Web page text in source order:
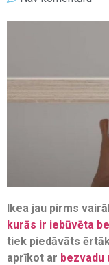
Ikea jau pirms
kurās ir iebūvēta
tiek piedāvāts
aprīkot ar bezvadu